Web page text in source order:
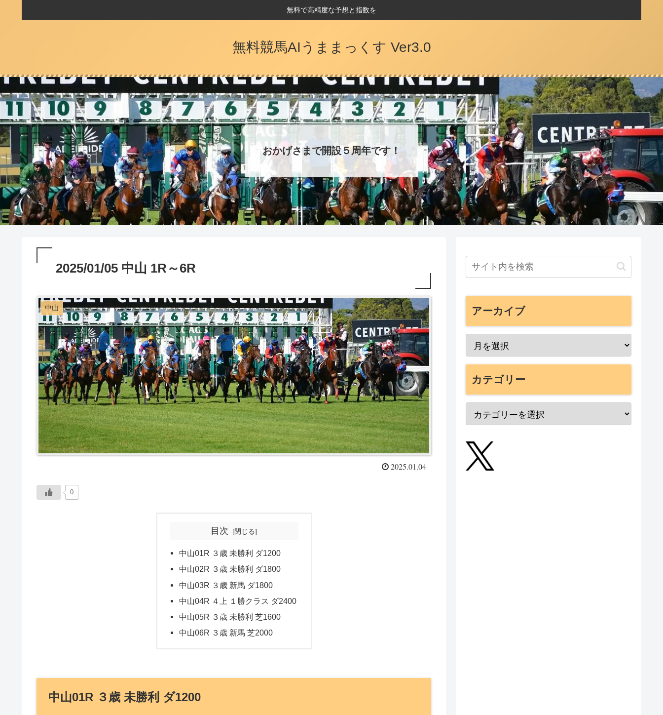
無料で高精度な予想と指数を
無料競馬AIうままっくす Ver3.0
おかげさまで開設５周年です！
2025/01/05 中山 1R～6R
中山
2025.01.04
0
目次
中山01R ３歳 未勝利 ダ1200
中山02R ３歳 未勝利 ダ1800
中山03R ３歳 新馬 ダ1800
中山04R ４上 １勝クラス ダ2400
中山05R ３歳 未勝利 芝1600
中山06R ３歳 新馬 芝2000
中山01R ３歳 未勝利 ダ1200
アーカイブ
カテゴリー